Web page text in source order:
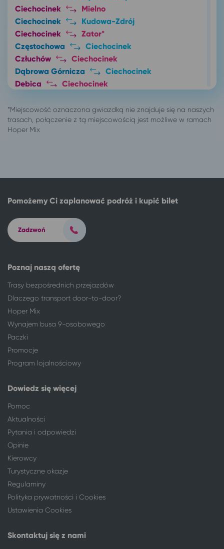
Ciechocinek
Mielno
Ciechocinek
Kudowa-Zdrój
Ciechocinek
Zator*
Częstochowa
Ciechocinek
Człuchów
Ciechocinek
Dąbrowa Górnicza
Ciechocinek
Dębica
Ciechocinek
Garwolin
Ciechocinek
Gdańsk
Ciechocinek
Gdynia
Gorzów Wielkopolski
Ciechocinek
Iława
Ciechocinek
Inowrocław
Ciechocinek
Jaworzno
Ciechocinek
Jelenia Góra
Ciechocinek
Kalisz
Ciechocinek
Katowice
Kazimierz Dolny
Ciechocinek
Kępno
Kielce
Kłodzko
Ciechocinek
Kołobrzeg
Ciechocinek
Ciechocinek
Konstantynów Łódzki
Koszalin
Kraków
Ciechocinek
Krasnystaw
Krotoszyn
Kutno
Ciechocinek
Łęczyca
Legionowo
Ciechocinek
Legnica
Ciechocinek
Łódź
Ciechocinek
Poznaj naszą ofertę
Trasy bezpośrednich przejazdów
Dlaczego transport door-to-door?
Hoper Mix
Wynajem busa 9-osobowego
Paczki
Promocje
Program lojalnościowy
Dowiedz się więcej
Pomoc
Aktualności
Pytania i odpowiedzi
Opinie
Kierowcy
Turystyczne okazje
Regulaminy
Polityka prywatności i Cookies
Ustawienia Cookies
Skontaktuj się z nami
Pomożemy Ci zaplanować podróż i kupić bilet
Zadzwoń